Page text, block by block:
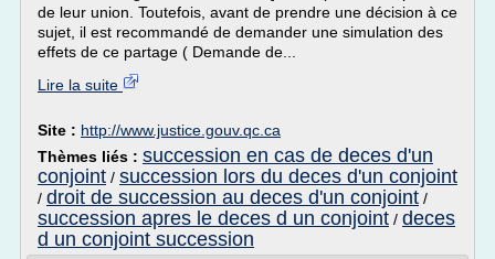
de leur union. Toutefois, avant de prendre une décision à ce
sujet, il est recommandé de demander une simulation des
effets de ce partage ( Demande de...
Lire la suite
Site : http://www.justice.gouv.qc.ca
Thèmes liés : succession en cas de deces d'un
conjoint / succession lors du deces d'un conjoint
/ droit de succession au deces d'un conjoint /
succession apres le deces d un conjoint / deces
d un conjoint succession